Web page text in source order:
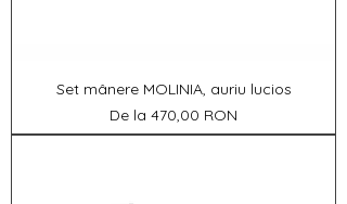
Set mânere MOLINIA, auriu lucios
De la 470,00 RON
Preț redus